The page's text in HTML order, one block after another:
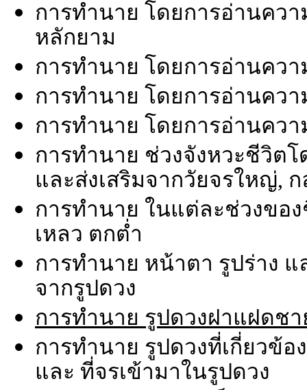
การทำนาย โดยการอ่านคว
หลักยาม
การทำนาย โดยการอ่านคว
การทำนาย โดยการอ่านคว
การทำนาย โดยการอ่านคว
การทำนาย ช่วงจังหวะชีวิต
และส่งเสริมจากวัยจรใหญ่, ก
การทำนาย ในแต่ละช่วงของ
เหลว ตกต่ำ
การทำนาย หน้าตา รูปร่าง
จากรูปดวง
การทำนาย รูปดวงฝาแฝดช
การทำนาย รูปดวงที่เกี่ยวข้
และ ที่จรเข้ามาในรูปดวง